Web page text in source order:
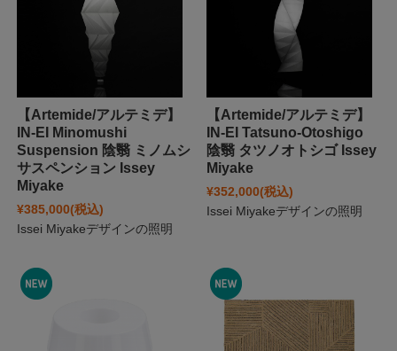
【Artemide/アルテミデ】
IN-EI Minomushi
Suspension 陰翳 ミノムシ
サスペンション Issey
Miyake
¥385,000(税込)
Issei Miyakeデザインの照明
【Artemide/アルテミデ】
IN-EI Tatsuno-Otoshigo
陰翳 タツノオトシゴ Issey
Miyake
¥352,000(税込)
Issei Miyakeデザインの照明